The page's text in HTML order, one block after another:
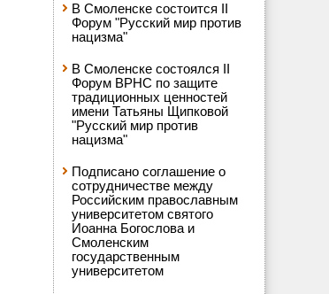
В Смоленске состоится II
Форум "Русский мир против
нацизма"
В Смоленске состоялся II
Форум ВРНС по защите
традиционных ценностей
имени Татьяны Щипковой
"Русский мир против
нацизма"
Подписано соглашение о
сотрудничестве между
Российским православным
университетом святого
Иоанна Богослова и
Смоленским
государственным
университетом